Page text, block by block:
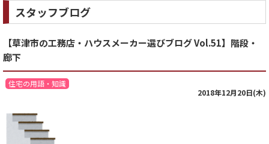
スタッフブログ
【草津市の工務店・ハウスメーカー選びブログ Vol.51】階段・
廊下
住宅の用語・知識
2018年12月20日(木)